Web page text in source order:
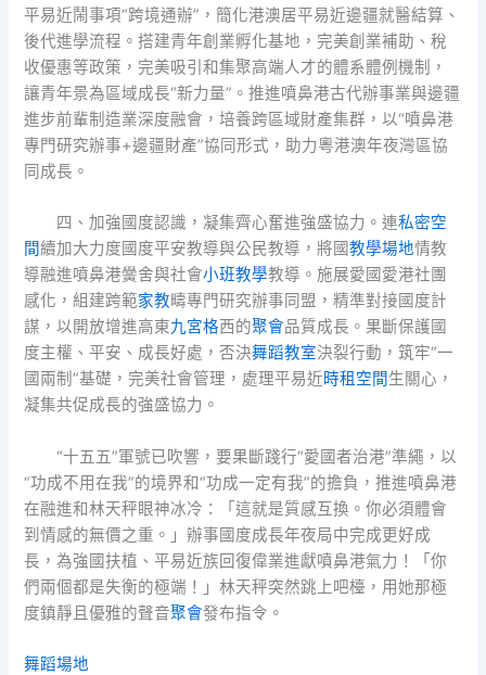
平易近鬧事項“跨境通辦”，簡化港澳居平易近邊疆就醫結算、
後代進學流程。搭建青年創業孵化基地，完美創業補助、稅
收優惠等政策，完美吸引和集聚高端人才的體系體例機制，
讓青年景為區域成長“新力量”。推進噴鼻港古代辦事業與邊疆
進步前輩制造業深度融會，培養跨區域財產集群，以“噴鼻港
專門研究辦事+邊疆財產”協同形式，助力粵港澳年夜灣區協
同成長。
四、加強國度認識，凝集齊心奮進強盛協力。連私密空
間續加大力度國度平安教導與公民教導，將國教學場地情教
導融進噴鼻港黌舍與社會小班教學教導。施展愛國愛港社團
感化，組建跨範家教疇專門研究辦事同盟，精準對接國度計
謀，以開放增進高東九宮格西的聚會品質成長。果斷保護國
度主權、平安、成長好處，否決舞蹈教室決裂行動，筑牢“一
國兩制”基礎，完美社會管理，處理平易近時租空間生關心，
凝集共促成長的強盛協力。
“十五五”軍號已吹響，要果斷踐行“愛國者治港”準繩，以
“功成不用在我”的境界和“功成一定有我”的擔負，推進噴鼻港
在融進和林天秤眼神冰冷：「這就是質感互換。你必須體會
到情感的無價之重。」辦事國度成長年夜局中完成更好成
長，為強國扶植、平易近族回復偉業進獻噴鼻港氣力！「你
們兩個都是失衡的極端！」林天秤突然跳上吧檯，用她那極
度鎮靜且優雅的聲音聚會發布指令。
舞蹈場地